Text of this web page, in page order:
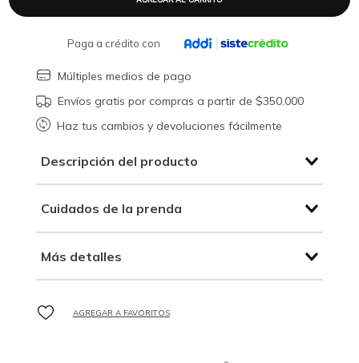
Paga a crédito con
Múltiples medios de pago
Envíos gratis por compras a partir de $350.000
Haz tus cambios y devoluciones fácilmente
Descripción del producto
Cuidados de la prenda
Más detalles